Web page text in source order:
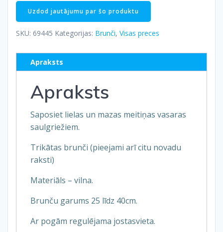
Uzdod jautājumu par šo produktu
SKU: 69445 Kategorijas: Brunči, Visas preces
Apraksts
Apraksts
Saposiet lielas un mazas meitiņas vasaras
saulgriežiem.
Trikātas brunči (pieejami arī citu novadu
raksti)
Materiāls – vilna.
Brunču garums 25 līdz 40cm.
Ar pogām regulējama jostasvieta.